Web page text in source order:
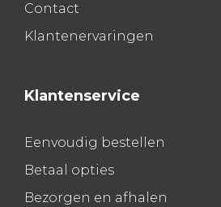
Contact
Klantenervaringen
Klantenservice
Eenvoudig bestellen
Betaal opties
Bezorgen en afhalen